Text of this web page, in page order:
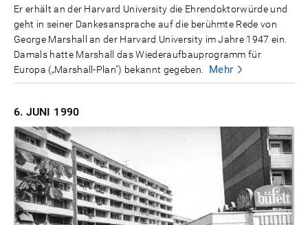
Er erhält an der Harvard University die Ehrendoktorwürde und
geht in seiner Dankesansprache auf die berühmte Rede von
George Marshall an der Harvard University im Jahre 1947 ein.
Damals hatte Marshall das Wiederaufbauprogramm für
Europa („Marshall-Plan") bekannt gegeben.
Mehr
6. JUNI 1990